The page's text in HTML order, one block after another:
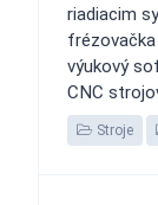
riadiacim
výukový
CNC
Stroje